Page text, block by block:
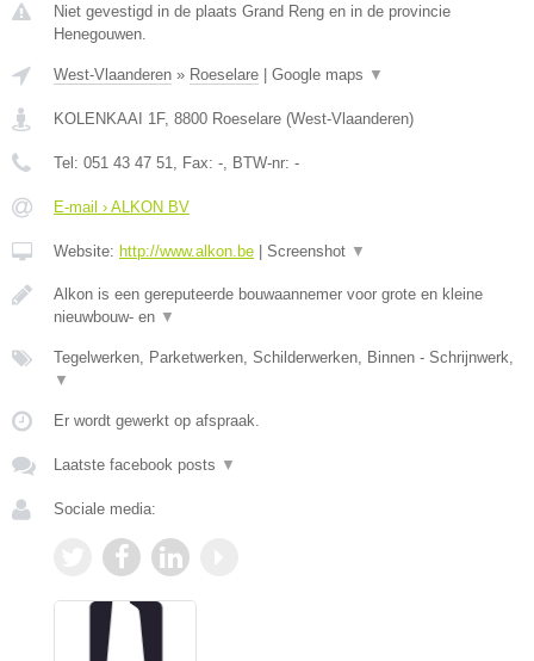
Niet gevestigd in de plaats Grand Reng en in de provincie
Henegouwen.
West-Vlaanderen » Roeselare | Google maps ▼
KOLENKAAI 1F, 8800 Roeselare (West-Vlaanderen)
Tel: 051 43 47 51 , Fax: - , BTW-nr: -
E-mail › ALKON BV
Website: http://www.alkon.be | Screenshot ▼
Alkon is een gereputeerde bouwaannemer voor grote en kleine
nieuwbouw- en ▼
Tegelwerken, Parketwerken, Schilderwerken, Binnen - Schrijnwerk,
▼
Er wordt gewerkt op afspraak.
Laatste facebook posts ▼
Sociale media: